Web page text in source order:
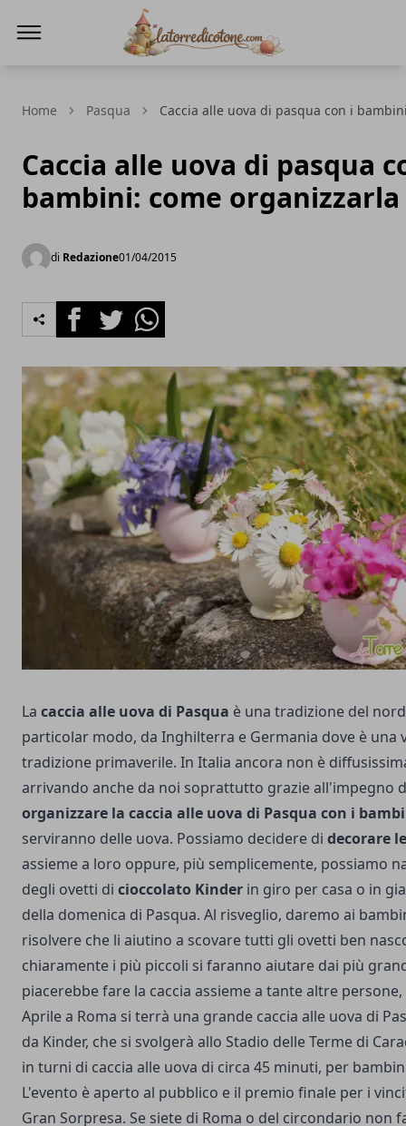
Home Pasqua Caccia alle uova di pasqua con i
Caccia alle uova di pasqua
bambini: come organizzarla
di Redazione01/04/2015
FacebookTwitterWhatsapp
La caccia alle uova di Pasqua è una tradizione del
particolar modo, da Inghilterra e Germania dove è una
tradizione primaverile. In Italia ancora non è
arrivando anche da noi soprattutto grazie all'impegno
organizzare la caccia alle uova di Pasqua con i
serviranno delle uova. Possiamo decidere di decorare
assieme a loro oppure, più semplicemente, possiamo
degli ovetti di cioccolato Kinder in giro per casa o in
della domenica di Pasqua. Al risveglio, daremo ai
risolvere che li aiutino a scovare tutti gli ovetti ben
chiaramente i più piccoli si faranno aiutare dai più
piacerebbe fare la caccia assieme a tante altre
Aprile a Roma si terrà una grande caccia alle uova di
da Kinder, che si svolgerà allo Stadio delle Terme di
in turni di caccia alle uova di circa 45 minuti, per
L'evento è aperto al pubblico e il premio finale per i
Gran Sorpresa. Se siete di Roma o del circondario non